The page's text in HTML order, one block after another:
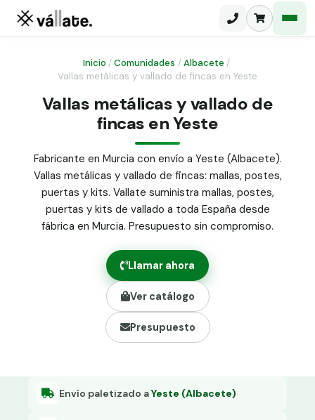
Malla ganadera
Malla simple torsión
Malla triple torsión
Panel malla H.
Puerta abatible dos hojas
Puerta acceso peatonal
Poste malla Hércules
Poste malla simple torsión
Alambre de espino galvanizado
Alambre liso galvanizado
Malla ocultación 70 g/m² verde
Abrazadera PVC malla H.
Grapa malla H.
Inicio /Comunidades / Albacete /
Vallas metálicas y vallado de fincas en Yeste
Vallas metálicas y vallado de
fincas en Yeste
Fabricante en Murcia con envío a Yeste (Albacete).
Vallas metálicas y vallado de fincas: mallas, postes,
puertas y kits. Vallate suministra mallas, postes,
puertas y kits de vallado a toda España desde
fábrica en Murcia. Presupuesto sin compromiso.
Llamar ahora
Ver catálogo
Presupuesto
Envío paletizado aYeste (Albacete)